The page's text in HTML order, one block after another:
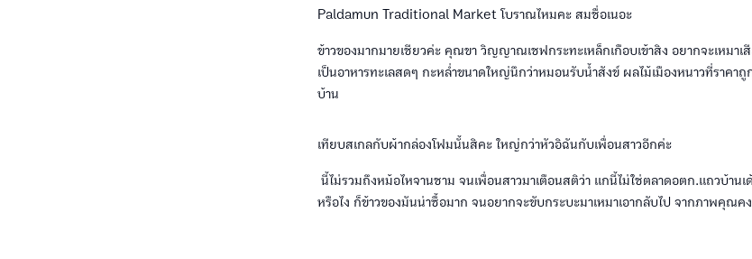
Paldamun Traditional Market โบราณไหมคะ สมชื่อเนอะ
ข้าวของมากมายเชียวค่ะ คุณขา วิญญาณเชฟกระทะเหล็กเกือบเข้าสิง อยากจะเหมาเ
เป็นอาหารทะเลสดๆ กะหล่ำขนาดใหญ่นึกว่าหมอนรับน้ำสังข์ ผลไม้เมืองหนาวที่ราคา
บ้าน
เทียบสเกลกับผ้ากล่องโฟมนั้นสิคะ ใหญ่กว่าหัวอิฉันกับเพื่อนสาวอีกค่ะ
นี้ไม่รวมถึงหม้อไหจานชาม จนเพื่อนสาวมาเตือนสติว่า แกนี้ไม่ใช่ตลาดอตก.แถวบ้าน
หรือไง ก็ข้าวของมันน่าซื้อมาก จนอยากจะขับกระบะมาเหมาเอากลับไป จากภาพคุณคง